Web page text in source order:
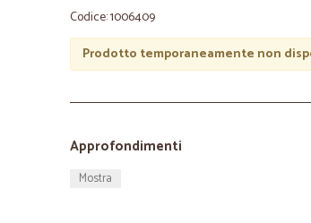
Codice: 1006409
Prodotto temporaneamente non
Approfondimenti
Mostra